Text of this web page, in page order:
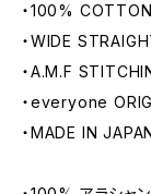
・100%
・WIDE
・A.M.F
・everyone
・MADE IN